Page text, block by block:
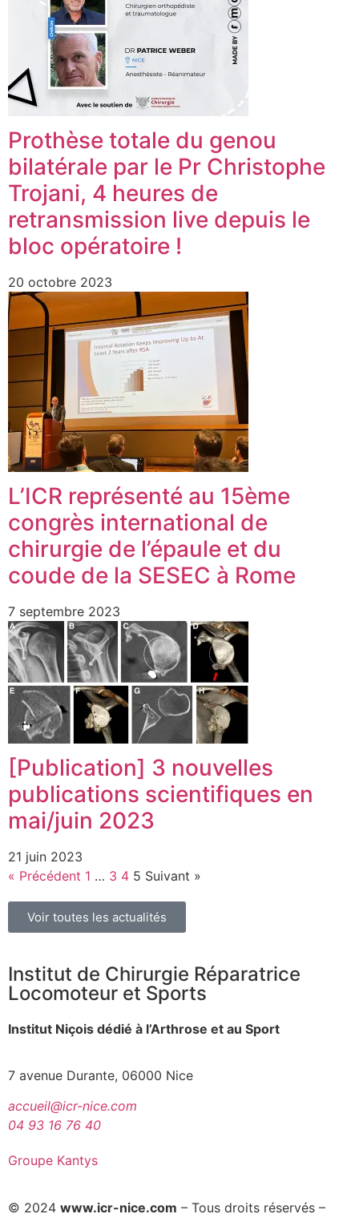
Prothèse totale du genou
bilatérale par le Pr Christophe
Trojani, 4 heures de
retransmission live depuis le
bloc opératoire !
20 octobre 2023
L’ICR représenté au 15ème
congrès international de
chirurgie de l’épaule et du
coude de la SESEC à Rome
7 septembre 2023
[Publication] 3 nouvelles
publications scientifiques en
mai/juin 2023
21 juin 2023
« Précédent 1 … 3 4 5 Suivant »
Voir toutes les actualités
Institut de Chirurgie Réparatrice
Locomoteur et Sports
Institut Niçois dédié à l’Arthrose et au Sport
7 avenue Durante, 06000 Nice
accueil@icr-nice.com
04 93 16 76 40
Groupe Kantys
© 2024 www.icr-nice.com – Tous droits réservés –